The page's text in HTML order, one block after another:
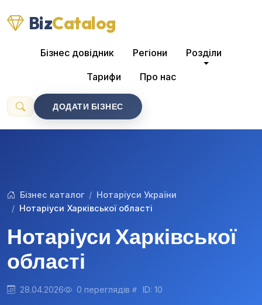
BizCatalog
Бізнес довідник Регіони Розділи
Тарифи Про нас
ДОДАТИ БІЗНЕС
Бізнес каталог
Нотаріуси України
Нотаріуси Харківської області
Нотаріуси Харківської
області
28.04.2026 0 переглядів ID: 10